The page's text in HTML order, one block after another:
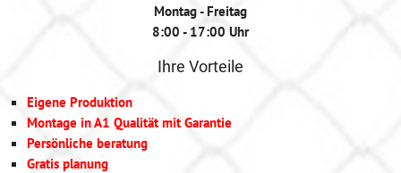
Montag - Freitag
8:00 - 17:00 Uhr
Ihre Vorteile
Eigene Produktion
Montage in A1 Qualität mit Garantie
Persönliche beratung
Gratis planung